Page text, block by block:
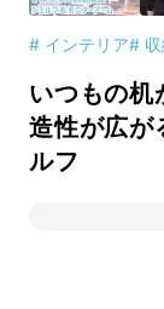
# インテリア# 収
いつもの机
造性が広が
ルフ